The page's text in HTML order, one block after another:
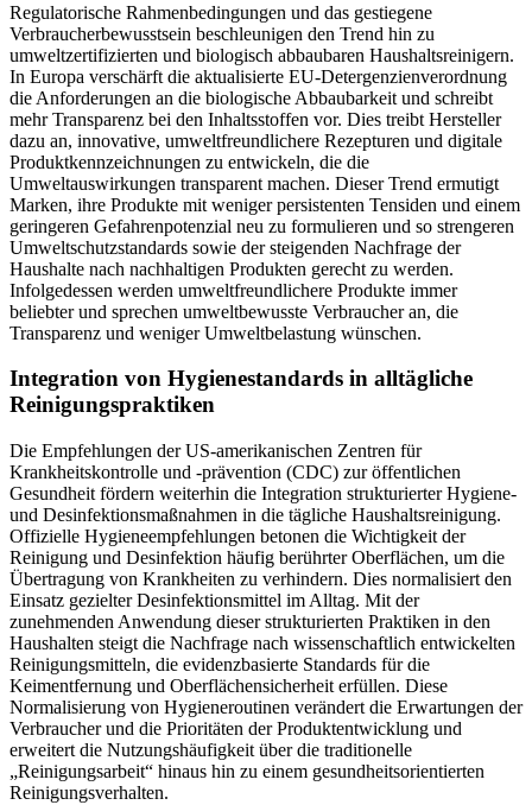
Regulatorische Rahmenbedingungen und das gestiegene
Verbraucherbewusstsein beschleunigen den Trend hin zu
umweltzertifizierten und biologisch abbaubaren Haushaltsreinigern.
In Europa verschärft die aktualisierte EU-Detergenzienverordnung
die Anforderungen an die biologische Abbaubarkeit und schreibt
mehr Transparenz bei den Inhaltsstoffen vor. Dies treibt Hersteller
dazu an, innovative, umweltfreundlichere Rezepturen und digitale
Produktkennzeichnungen zu entwickeln, die die
Umweltauswirkungen transparent machen. Dieser Trend ermutigt
Marken, ihre Produkte mit weniger persistenten Tensiden und einem
geringeren Gefahrenpotenzial neu zu formulieren und so strengeren
Umweltschutzstandards sowie der steigenden Nachfrage der
Haushalte nach nachhaltigen Produkten gerecht zu werden.
Infolgedessen werden umweltfreundlichere Produkte immer
beliebter und sprechen umweltbewusste Verbraucher an, die
Transparenz und weniger Umweltbelastung wünschen.
Integration von Hygienestandards in alltägliche
Reinigungspraktiken
Die Empfehlungen der US-amerikanischen Zentren für
Krankheitskontrolle und -prävention (CDC) zur öffentlichen
Gesundheit fördern weiterhin die Integration strukturierter Hygiene-
und Desinfektionsmaßnahmen in die tägliche Haushaltsreinigung.
Offizielle Hygieneempfehlungen betonen die Wichtigkeit der
Reinigung und Desinfektion häufig berührter Oberflächen, um die
Übertragung von Krankheiten zu verhindern. Dies normalisiert den
Einsatz gezielter Desinfektionsmittel im Alltag. Mit der
zunehmenden Anwendung dieser strukturierten Praktiken in den
Haushalten steigt die Nachfrage nach wissenschaftlich entwickelten
Reinigungsmitteln, die evidenzbasierte Standards für die
Keimentfernung und Oberflächensicherheit erfüllen. Diese
Normalisierung von Hygieneroutinen verändert die Erwartungen der
Verbraucher und die Prioritäten der Produktentwicklung und
erweitert die Nutzungshäufigkeit über die traditionelle
„Reinigungsarbeit“ hinaus hin zu einem gesundheitsorientierten
Reinigungsverhalten.